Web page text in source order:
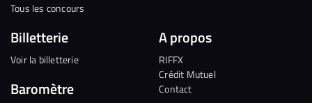
Tous les concours
Billetterie
Voir la billetterie
Baromètre
A propos
RIFFX
Crédit Mutuel
Contact